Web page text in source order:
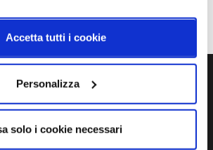
Accetta tutti i cookie
Personalizza
solo i cookie necessari
informazioni?